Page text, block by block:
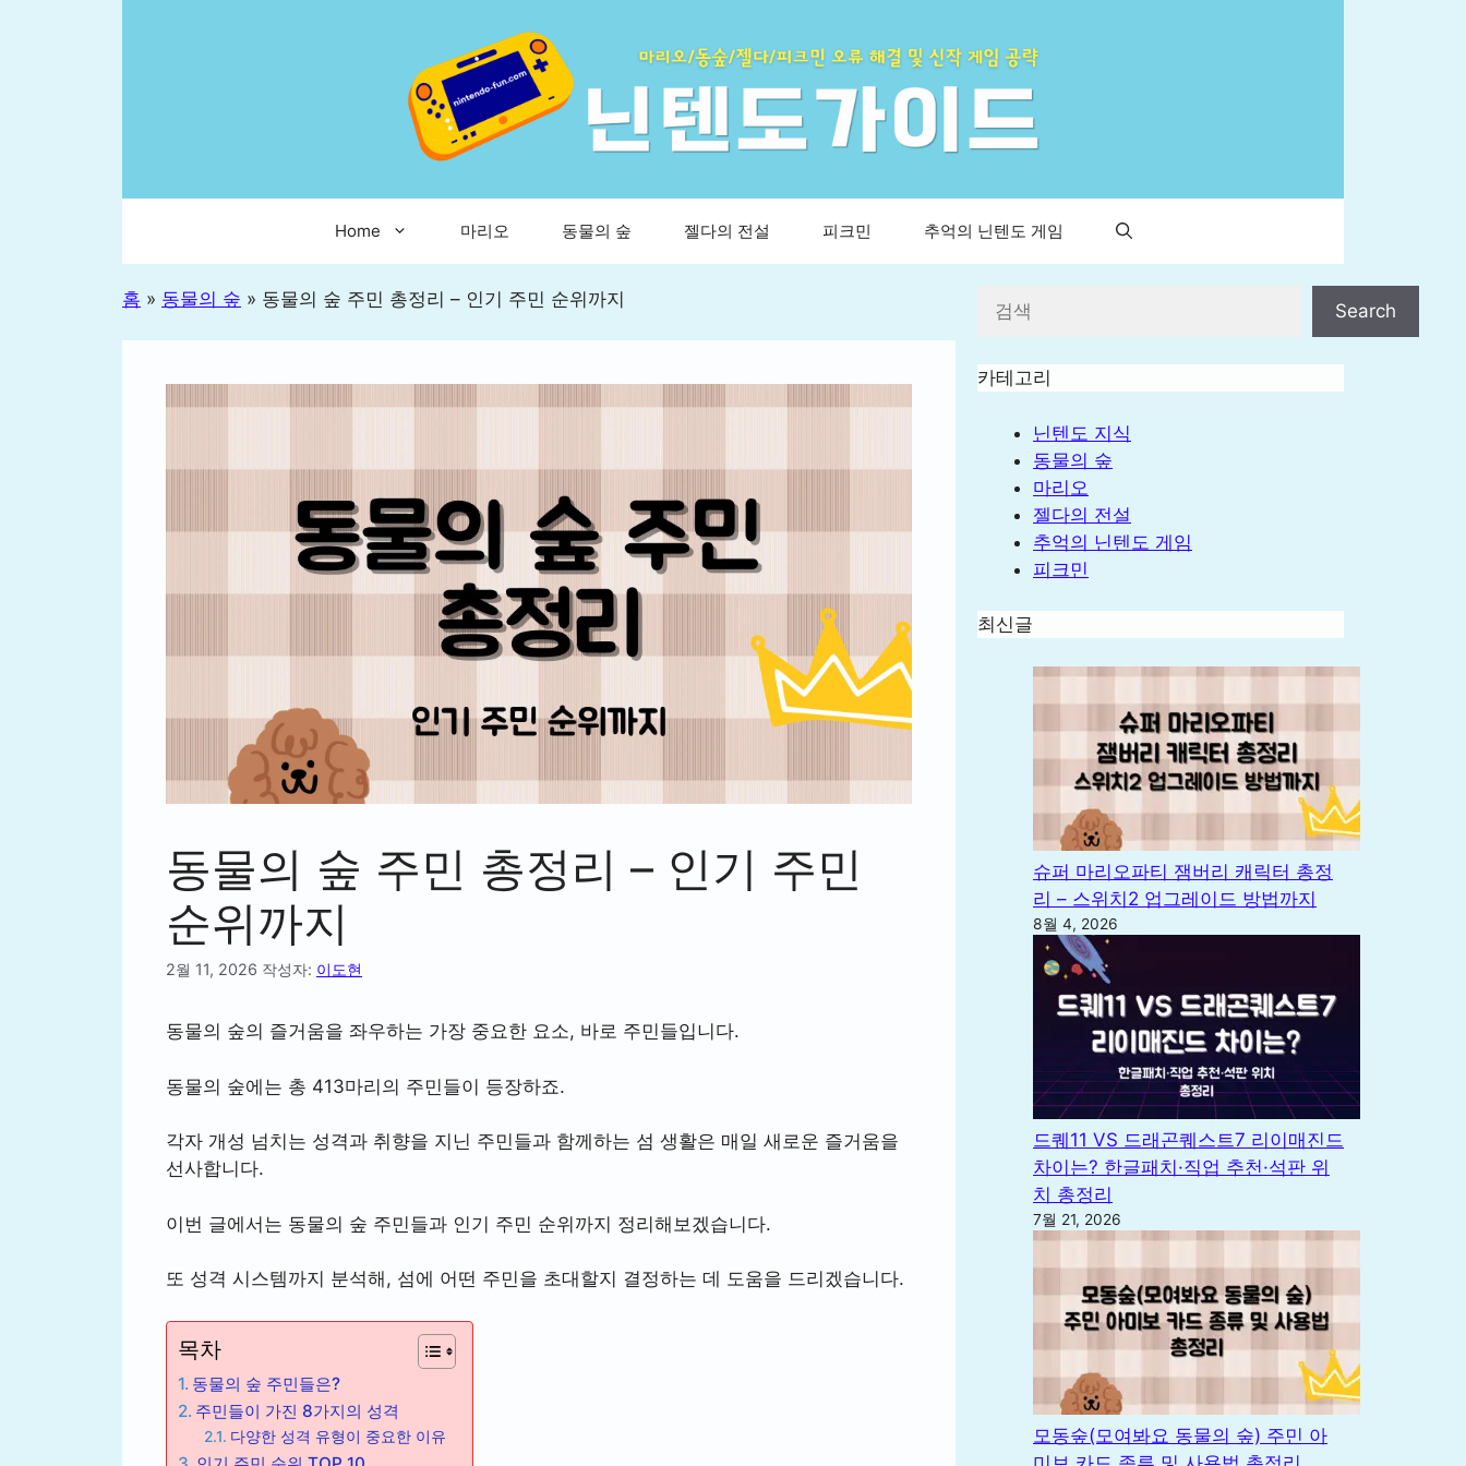
Home 마리오 동물의 숲 젤다의 전설 피크민 추억의 닌텐도 게임
홈 » 동물의 숲 » 동물의 숲 주민 총정리 – 인기 주민 순위까지
동물의 숲 주민 총정리 – 인기 주민
순위까지
2월 11, 2026 작성자: 이도현
동물의 숲의 즐거움을 좌우하는 가장 중요한 요소, 바로 주민들입니다.
동물의 숲에는 총 413마리의 주민들이 등장하죠.
각자 개성 넘치는 성격과 취향을 지닌 주민들과 함께하는 섬 생활은 매일 새로운 즐거움을
선사합니다.
이번 글에서는 동물의 숲 주민들과 인기 주민 순위까지 정리해보겠습니다.
또 성격 시스템까지 분석해, 섬에 어떤 주민을 초대할지 결정하는 데 도움을 드리겠습니다.
목차
동물의 숲 주민들은?
주민들이 가진 8가지의 성격
다양한 성격 유형이 중요한 이유
Search
카테고리
닌텐도 지식
동물의 숲
마리오
젤다의 전설
추억의 닌텐도 게임
피크민
최신글
슈퍼 마리오파티 잼버리 캐릭터 총정
리 – 스위치2 업그레이드 방법까지
8월 4, 2026
드퀘11 VS 드래곤퀘스트7 리이매진드
차이는? 한글패치·직업 추천·석판 위
치 총정리
7월 21, 2026
모동숲(모여봐요 동물의 숲) 주민 아